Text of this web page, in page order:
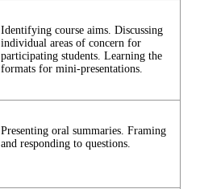
Identifying course aims. Discussing
individual areas of concern for
participating students. Learning the
formats for mini-presentations.
Presenting oral summaries. Framing
and responding to questions.